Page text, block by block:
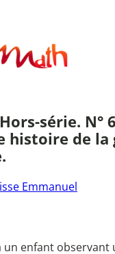
série. N°
histoire de la
Emmanuel
un enfant observant